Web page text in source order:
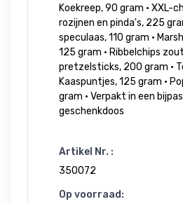
Koekreep, 90 gram • XXL-
rozijnen en pinda's, 225
speculaas, 110 gram •
125 gram • Ribbelchips
pretzelsticks, 200 gram •
Kaaspuntjes, 125 gram •
gram • Verpakt in een
geschenkdoos
Artikel Nr. :
350072
Op voorraad: